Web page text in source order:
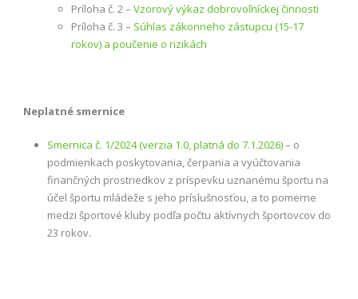
Príloha č. 2 – Vzorový výkaz dobrovoľníckej činnosti
Príloha č. 3 – Súhlas zákonneho zástupcu (15-17
rokov) a poučenie o rizikách
Neplatné smernice
Smernica č. 1/2024 (verzia 1.0, platná do 7.1.2026)– o
podmienkach poskytovania, čerpania a vyúčtovania
finančných prostriedkov z príspevku uznanému športu na
účel športu mládeže s jeho príslušnosťou, a to pomerne
medzi športové kluby podľa počtu aktívnych športovcov do
23 rokov.